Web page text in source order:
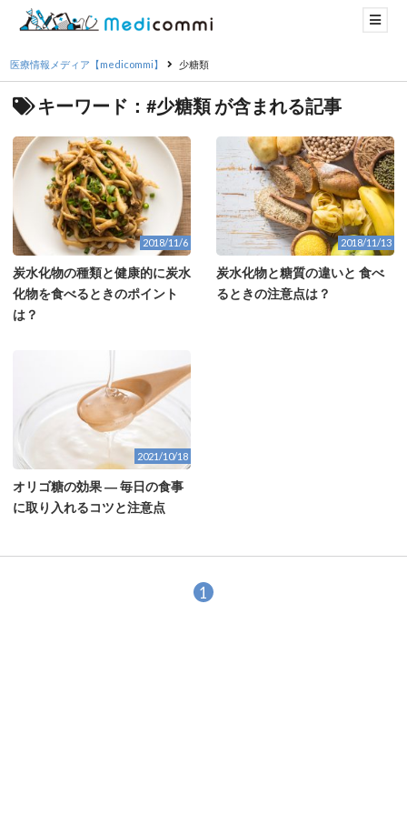
医療情報メディア【medicommi】 少糖類
キーワード：#少糖類 が含まれる記事
2018/11/6
炭水化物の種類と健康的に炭水
化物を食べるときのポイント
は？
2018/11/13
炭水化物と糖質の違いと 食べ
るときの注意点は？
2021/10/18
オリゴ糖の効果 ― 毎日の食事
に取り入れるコツと注意点
1